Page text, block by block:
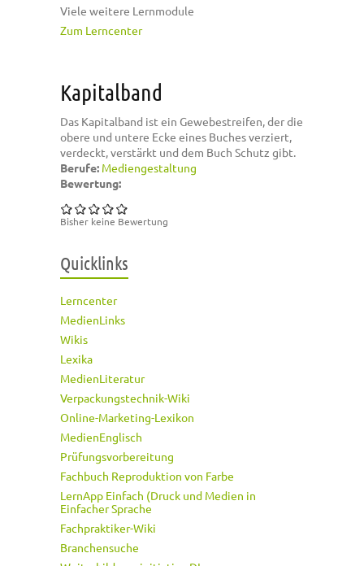
Viele weitere Lernmodule
Zum Lerncenter
Kapitalband
Das Kapitalband ist ein Gewebestreifen, der die
obere und untere Ecke eines Buches verziert,
verdeckt, verstärkt und dem Buch Schutz gibt.
Berufe: Mediengestaltung
Bewertung:
Bisher keine Bewertung
Quicklinks
Lerncenter
MedienLinks
Wikis
Lexika
MedienLiteratur
Verpackungstechnik-Wiki
Online-Marketing-Lexikon
MedienEnglisch
Prüfungsvorbereitung
Fachbuch Reproduktion von Farbe
LernApp Einfach (Druck und Medien in
Einfacher Sprache
Fachpraktiker-Wiki
Branchensuche